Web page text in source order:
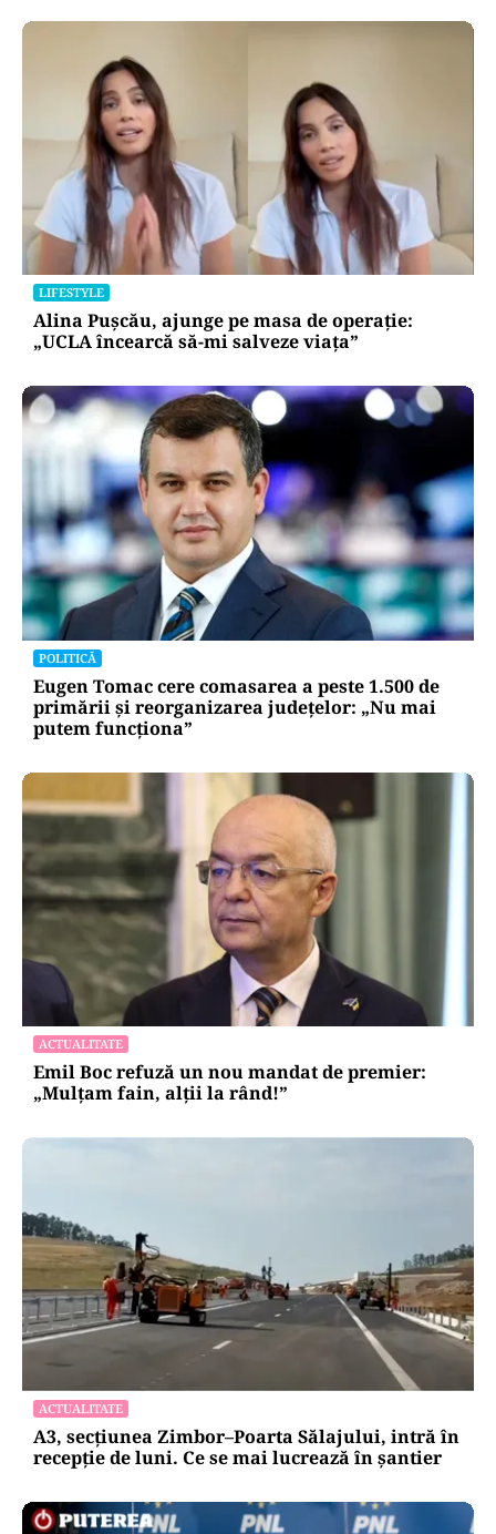
LIFESTYLE
Alina Pușcău, ajunge pe masa de operație:
„UCLA încearcă să-mi salveze viața”
POLITICĂ
Eugen Tomac cere comasarea a peste 1.500 de
primării și reorganizarea județelor: „Nu mai
putem funcționa”
ACTUALITATE
Emil Boc refuză un nou mandat de premier:
„Mulțam fain, alții la rând!”
ACTUALITATE
A3, secțiunea Zimbor–Poarta Sălajului, intră în
recepție de luni. Ce se mai lucrează în șantier